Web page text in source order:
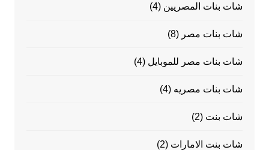
شات بنات المصريين (4)
شات بنات مصر (8)
شات بنات مصر للموبايل (4)
شات بنات مصريه (4)
شات بنت (2)
شات بنت الامارات (2)